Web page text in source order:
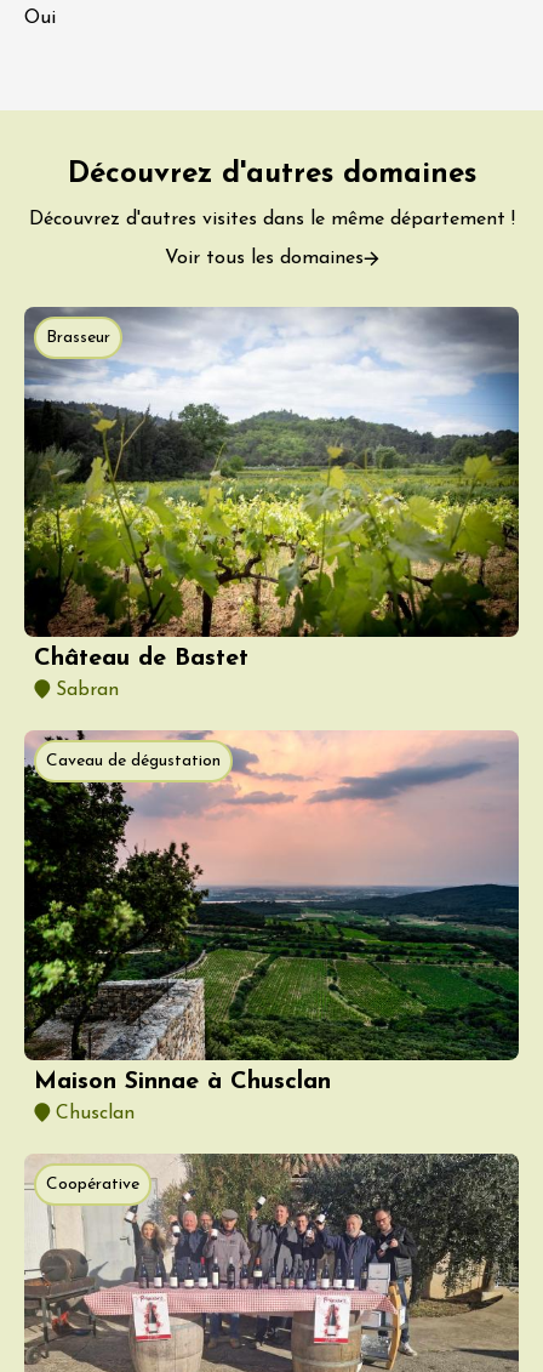
Oui
Découvrez d'autres domaines
Découvrez d'autres visites dans le même département !
Voir tous les domaines
Brasseur
Château de Bastet
Sabran
Caveau de dégustation
Maison Sinnae à Chusclan
Chusclan
Coopérative